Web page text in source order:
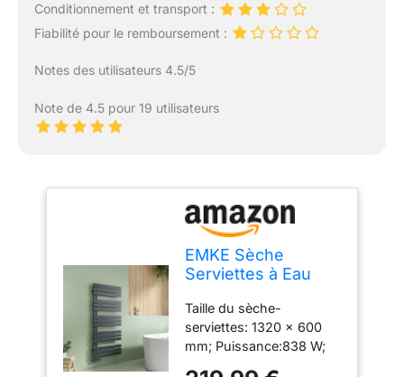
Conditionnement et transport :
Fiabilité pour le remboursement :
Notes des utilisateurs 4.5/5
Note de 4.5 pour 19 utilisateurs
EMKE Sèche
Serviettes à Eau
x 60 cm, Anthracite
Taille du sèche-
serviettes: 1320 x 600
mm; Puissance:838 W;